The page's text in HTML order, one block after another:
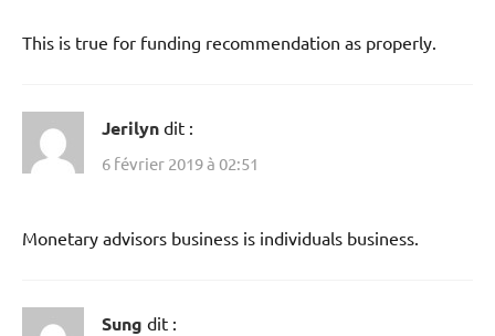
This is true for funding recommendation as properly.
Jerilyn dit :
6 février 2019 à 02:51
Monetary advisors business is individuals business.
Sung dit :